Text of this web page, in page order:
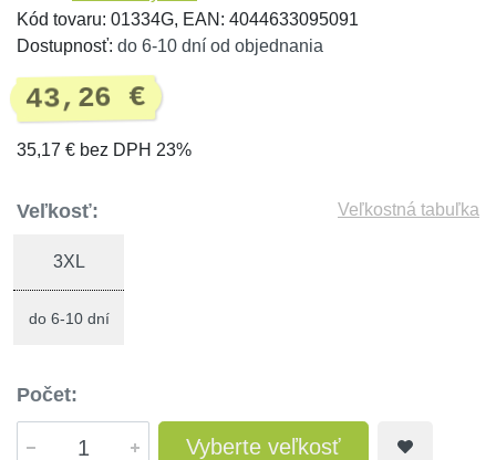
Kód tovaru: 01334G, EAN: 4044633095091
Dostupnosť: do 6-10 dní od objednania
43,26 €
35,17 € bez DPH 23%
Veľkosť: Veľkostná tabuľka
3XL
do 6-10 dní
Počet:
Vyberte veľkosť